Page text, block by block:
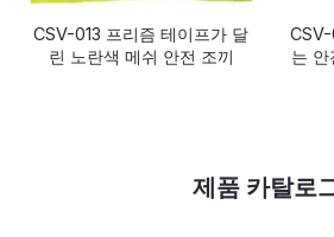
CSV-013 프리즘 테이프가 달
린 노란색 메쉬 안전 조끼
는 안
제품 카탈로